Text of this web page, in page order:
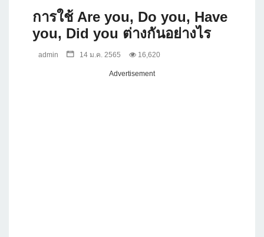
การใช้ Are you, Do you, Have
you, Did you ต่างกันอย่างไร
admin 14 ม.ค. 2565 16,620
Advertisement